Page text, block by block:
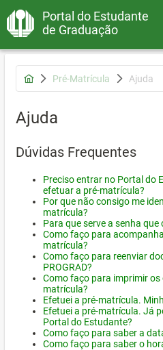
Portal do Estudante
de Graduação
Pré-Matrícula Ajuda
Ajuda
Dúvidas Frequentes
Preciso entrar no Portal do
efetuar a pré-matrícula?
Por que não consigo me
matrícula?
Para que serve a senha
Como faço para
matrícula?
Como faço para reenviar
PROGRAD?
Como faço para imprimir
matrícula?
Efetuei a pré-matrícula.
Efetuei a pré-matrícula. Já
Portal do Estudante?
Como faço para saber a
Como faço para saber o